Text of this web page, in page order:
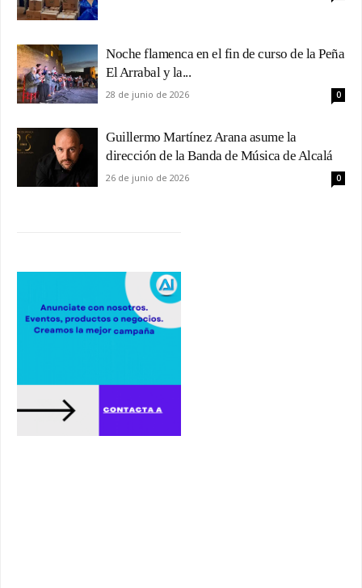
Noche flamenca en el fin de curso de la Peña
El Arrabal y la...
28 de junio de 2026 0
Guillermo Martínez Arana asume la
dirección de la Banda de Música de Alcalá
26 de junio de 2026 0